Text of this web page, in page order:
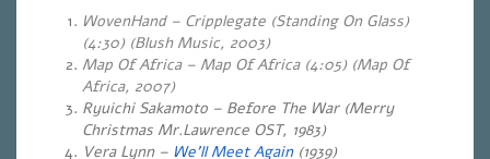
WovenHand – Cripplegate (Standing On Glass)
(4:30) (Blush Music, 2003)
Map Of Africa – Map Of Africa (4:05) (Map Of
Africa, 2007)
Ryuichi Sakamoto – Before The War (Merry
Christmas Mr.Lawrence OST, 1983)
Vera Lynn – We’ll Meet Again(1939)